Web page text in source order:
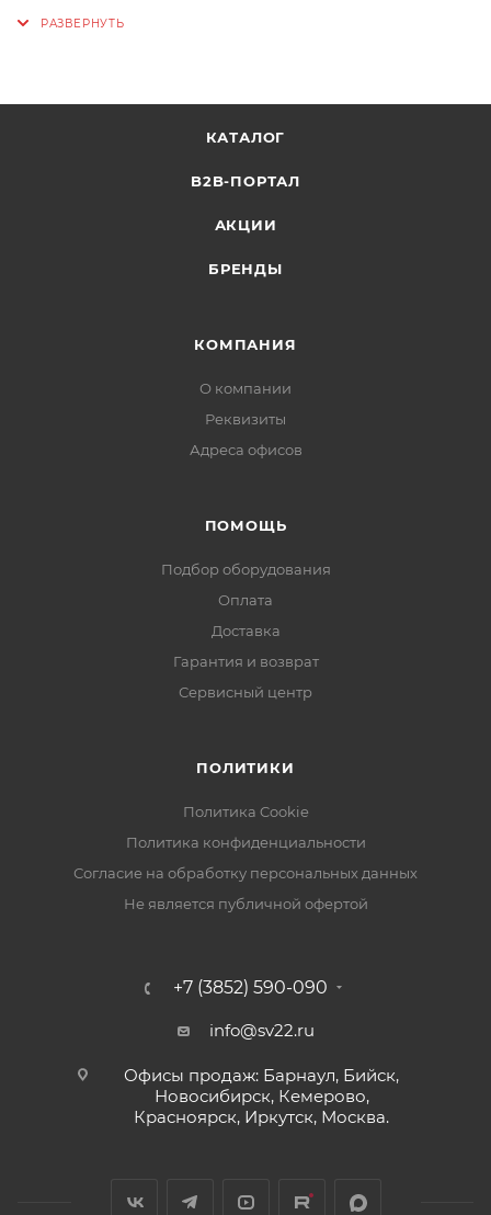
Категория по применению: для СКУД
Особенности: брелок с кольцом, без карабина
Габаритные размеры, мм: 34,5х27,5х6
КАТАЛОГ
B2B-ПОРТАЛ
АКЦИИ
БРЕНДЫ
КОМПАНИЯ
О компании
Реквизиты
Адреса офисов
ПОМОЩЬ
Подбор оборудования
Оплата
Доставка
Гарантия и возврат
Сервисный центр
ПОЛИТИКИ
Политика Cookie
Политика конфиденциальности
Согласие на обработку персональных данных
Не является публичной офертой
+7 (3852) 590-090
info@sv22.ru
Офисы продаж: Барнаул, Бийск,
Новосибирск, Кемерово,
Красноярск, Иркутск, Москва.